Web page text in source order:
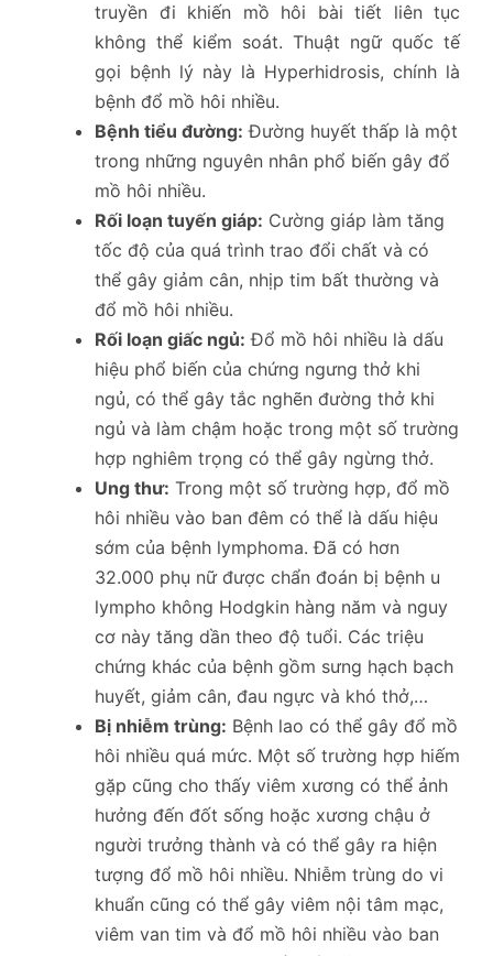
truyền đi khiến mồ hôi bài tiết liên tục
không thể kiểm soát. Thuật ngữ quốc tế
gọi bệnh lý này là Hyperhidrosis, chính là
bệnh đổ mồ hôi nhiều.
Bệnh tiểu đường: Đường huyết thấp là một
trong những nguyên nhân phổ biến gây đổ
mồ hôi nhiều.
Rối loạn tuyến giáp: Cường giáp làm tăng
tốc độ của quá trình trao đổi chất và có
thể gây giảm cân, nhịp tim bất thường và
đổ mồ hôi nhiều.
Rối loạn giấc ngủ: Đổ mồ hôi nhiều là dấu
hiệu phổ biến của chứng ngưng thở khi
ngủ, có thể gây tắc nghẽn đường thở khi
ngủ và làm chậm hoặc trong một số trường
hợp nghiêm trọng có thể gây ngừng thở.
Ung thư: Trong một số trường hợp, đổ mồ
hôi nhiều vào ban đêm có thể là dấu hiệu
sớm của bệnh lymphoma. Đã có hơn
32.000 phụ nữ được chẩn đoán bị bệnh u
lympho không Hodgkin hàng năm và nguy
cơ này tăng dần theo độ tuổi. Các triệu
chứng khác của bệnh gồm sưng hạch bạch
huyết, giảm cân, đau ngực và khó thở,…
Bị nhiễm trùng: Bệnh lao có thể gây đổ mồ
hôi nhiều quá mức. Một số trường hợp hiếm
gặp cũng cho thấy viêm xương có thể ảnh
hưởng đến đốt sống hoặc xương chậu ở
người trưởng thành và có thể gây ra hiện
tượng đổ mồ hôi nhiều. Nhiễm trùng do vi
khuẩn cũng có thể gây viêm nội tâm mạc,
viêm van tim và đổ mồ hôi nhiều vào ban